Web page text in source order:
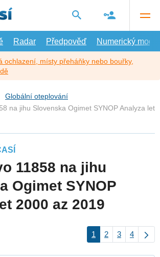
Radar Předpověď Numerický model
ochlazení, místy přeháňky nebo bouřky,
Globální oteplování
na jihu Slovenska Ogimet SYNOP Analyza let
11858 na jihu
Ogimet SYNOP
2000 az 2019
1 2 3 4